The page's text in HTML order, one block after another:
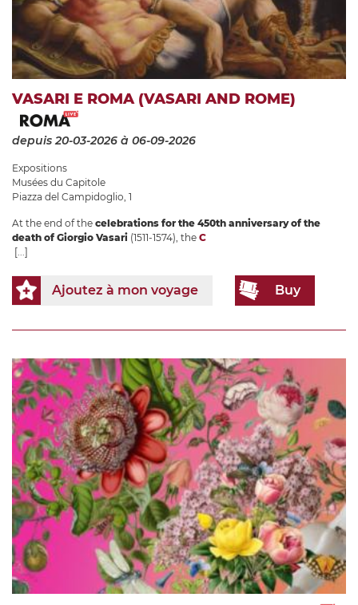
VASARI E ROMA (VASARI AND ROME)
depuis 20-03-2026 à 06-09-2026
Expositions
Musées du Capitole
Piazza del Campidoglio, 1
At the end of the celebrations for the 450th anniversary of the
death of Giorgio Vasari (1511-1574), the C
[...]
Ajoutez à mon voyage Buy